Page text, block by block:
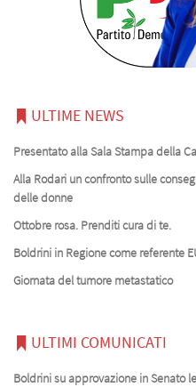
ULTIME NEWS
Presentato alla Sala Stampa della
Alla Rodari un confronto sulle
delle donne
Ottobre rosa. Prenditi cura di te.
Boldrini in Regione come referente
Giornata del tumore metastatico
ULTIMI COMUNICATI
Boldrini su approvazione in Senato